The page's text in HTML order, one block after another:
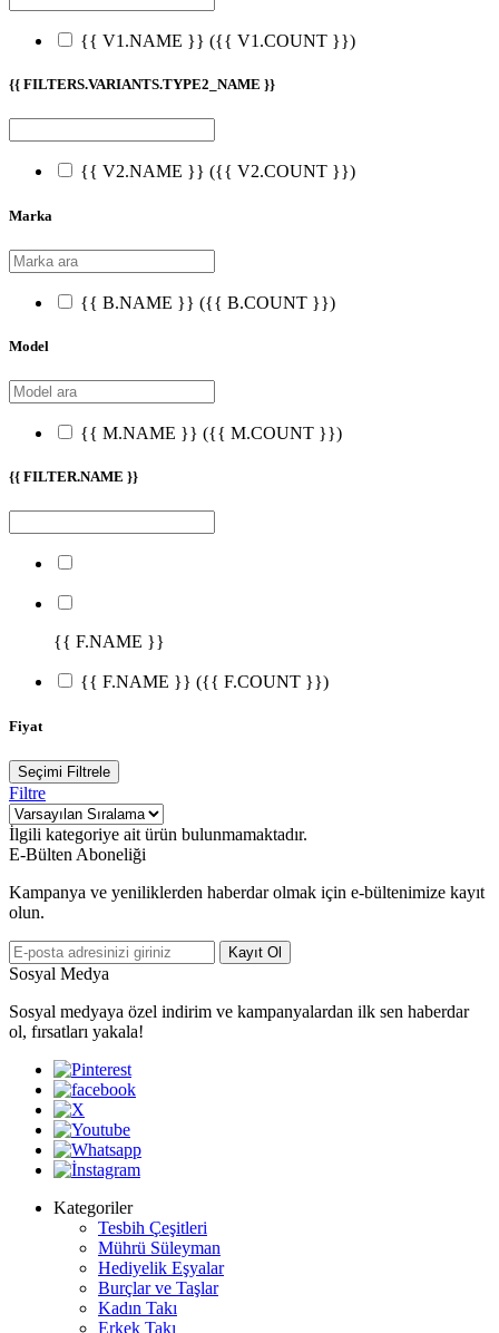
{{ V1.NAME }} ({{ V1.COUNT }})
{{ FILTERS.VARIANTS.TYPE2_NAME }}
{{ V2.NAME }} ({{ V2.COUNT }})
Marka
{{ B.NAME }} ({{ B.COUNT }})
Model
{{ M.NAME }} ({{ M.COUNT }})
{{ FILTER.NAME }}
{{ F.NAME }}
{{ F.NAME }} ({{ F.COUNT }})
Fiyat
Seçimi Filtrele
Filtre
İlgili kategoriye ait ürün bulunmamaktadır.
E-Bülten Aboneliği
Kampanya ve yeniliklerden haberdar olmak için e-bültenimize kayıt
olun.
Kayıt Ol
Sosyal Medya
Sosyal medyaya özel indirim ve kampanyalardan ilk sen haberdar
ol, fırsatları yakala!
Kategoriler
Tesbih Çeşitleri
Mührü Süleyman
Hediyelik Eşyalar
Burçlar ve Taşlar
Kadın Takı
Erkek Takı